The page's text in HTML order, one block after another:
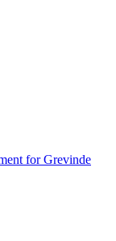
for Grevinde